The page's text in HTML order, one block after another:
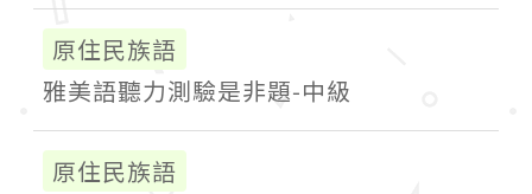
原住民族語
雅美語聽力測驗是非題-中級
原住民族語